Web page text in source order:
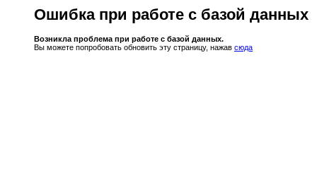
Ошибка при работе с базой данных
Возникла проблема при работе с базой данных.
Вы можете попробовать обновить эту страницу, нажав сюда